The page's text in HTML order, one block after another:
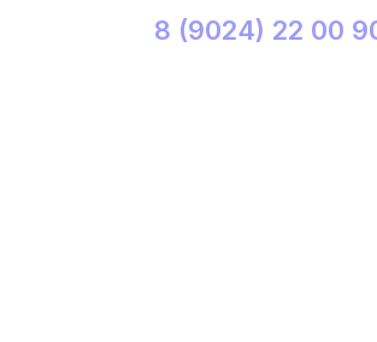
8 (9024) 22 00